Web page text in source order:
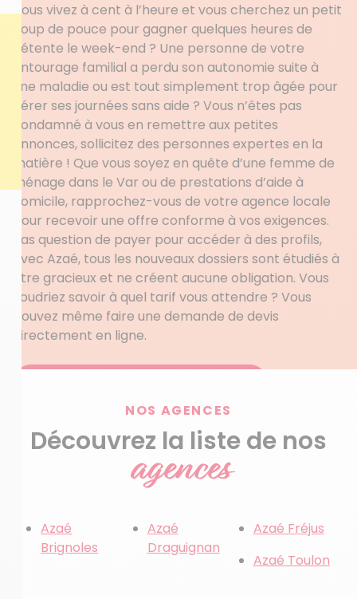
Vous vivez à cent à l’heure et vous cherchez un petit
coup de pouce pour gagner quelques heures de
détente le week-end ? Une personne de votre
entourage familial a perdu son autonomie suite à
une maladie ou est tout simplement trop âgée pour
gérer ses journées sans aide ? Vous n’êtes pas
condamné à vous en remettre aux petites
annonces, sollicitez des personnes expertes en la
matière ! Que vous soyez en quête d’une femme de
ménage dans le Var ou de prestations d’aide à
domicile, rapprochez-vous de votre agence locale
pour recevoir une offre conforme à vos exigences.
Pas question de payer pour accéder à des profils,
avec Azaé, tous les nouveaux dossiers sont étudiés à
titre gracieux et ne créent aucune obligation. Vous
voudriez savoir à quel tarif vous attendre ? Vous
pouvez même faire une demande de devis
directement en ligne.
NOS AGENCES
Découvrez la liste de nos
agences
Azaé
Brignoles
Azaé
Draguignan
Azaé Fréjus
Azaé Toulon